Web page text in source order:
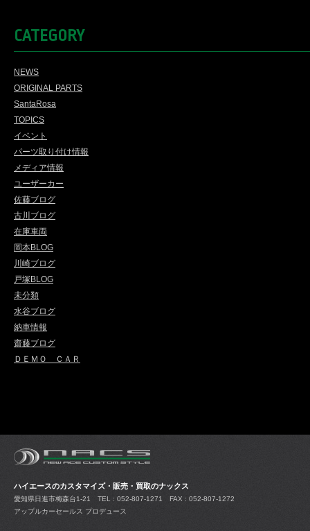
CATEGORY
NEWS
ORIGINAL PARTS
SantaRosa
TOPICS
イベント
パーツ取り付け情報
メディア情報
ユーザーカー
佐藤ブログ
古川ブログ
在庫車両
岡本BLOG
川崎ブログ
戸塚BLOG
未分類
水谷ブログ
納車情報
齋藤ブログ
ＤＥＭＯ ＣＡＲ
ハイエースのカスタマイズ・販売・買取のナックス
愛知県日進市梅森台1-21 TEL : 052-807-1271 FAX : 052-807-1272
アップルカーセールス プロデュース